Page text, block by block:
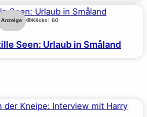
Anzeige Klicks: 60
Seen: Urlaub in Småland